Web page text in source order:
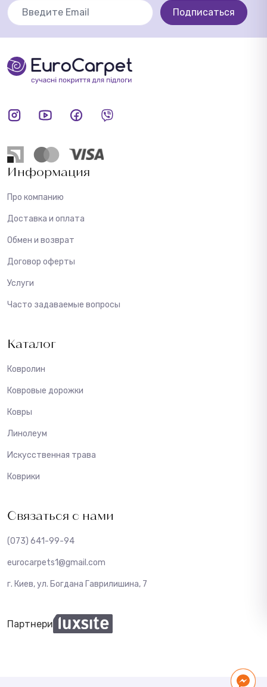
Подписаться
Информация
Про компанию
Доставка и оплата
Обмен и возврат
Договор оферты
Услуги
Часто задаваемые вопросы
Каталог
Ковролин
Ковровые дорожки
Ковры
Линолеум
Искусственная трава
Коврики
Связаться с нами
(073) 641-99-94
eurocarpets1@gmail.com
г. Киев, ул. Богдана Гаврилишина, 7
Партнери